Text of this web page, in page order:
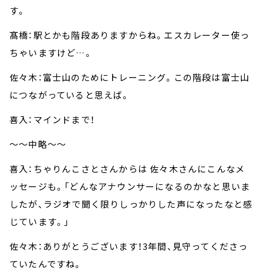
す。
髙橋：駅とかも階段ありますからね。エスカレーター使っ
ちゃいますけど…。
佐々木：富士山のためにトレーニング。この階段は富士山
につながっていると思えば。
喜入：マインドまで！
～～中略～～
喜入：ちゃりんこさとさんからは 佐々木さんにこんなメ
ッセージも。「どんなアナウンサーになるのかなと思いま
したが、ラジオで聞く限りしっかりした声になったなと感
じています。」
佐々木：ありがとうございます！3年間、見守ってくださっ
ていたんですね。